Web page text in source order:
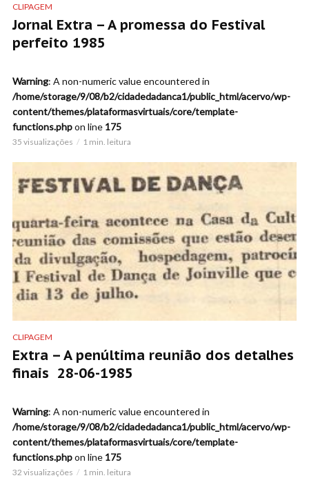
CLIPAGEM
Jornal Extra – A promessa do Festival
perfeito 1985
Warning: A non-numeric value encountered in
/home/storage/9/08/b2/cidadedadanca1/public_html/acervo/wp-
content/themes/plataformasvirtuais/core/template-
functions.phpon line 175
35 visualizações 1 min. leitura
CLIPAGEM
Extra – A penúltima reunião dos detalhes
finais 28-06-1985
Warning: A non-numeric value encountered in
/home/storage/9/08/b2/cidadedadanca1/public_html/acervo/wp-
content/themes/plataformasvirtuais/core/template-
functions.phpon line 175
32 visualizações 1 min. leitura